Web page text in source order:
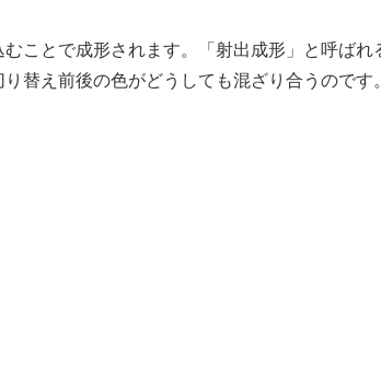
ことで成形されます。「射出成形」と呼ばれ
替え前後の色がどうしても混ざり合うのです